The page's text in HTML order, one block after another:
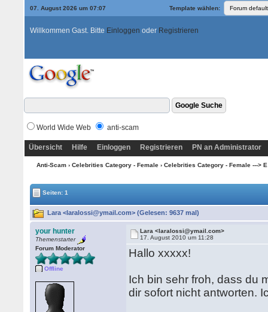
07. August 2026 um 07:07 Template wählen:
Willkommen Gast. Bitte Einloggen oder Registrieren
World Wide Web anti-scam
Übersicht Hilfe Einloggen Registrieren PN an Administrator
Anti-Scam› Celebrities Category - Female› Celebrities Category - Female ---> E
Seiten: 1
Lara <laralossi@ymail.com> (Gelesen: 9637 mal)
your hunter
Themenstarter
Forum Moderator
Offline
Lara <laralossi@ymail.com>
17. August 2010 um 11:28
Hallo xxxxx!
Ich bin sehr froh, dass du
dir sofort nicht antworten.